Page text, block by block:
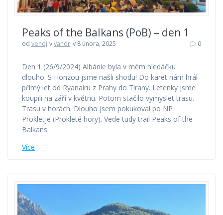
Peaks of the Balkans (PoB) – den 1
od venoj vvandr v 8 února, 2025 0
Den 1 (26/9/2024) Albánie byla v mém hledáčku
dlouho. S Honzou jsme našli shodu! Do karet nám hrál
přímý let od Ryanairu z Prahy do Tirany. Letenky jsme
koupili na září v květnu. Potom stačilo vymyslet trasu.
Trasu v horách. Dlouho jsem pokukoval po NP
Prokletje (Prokleté hory). Vede tudy trail Peaks of the
Balkans…
Více